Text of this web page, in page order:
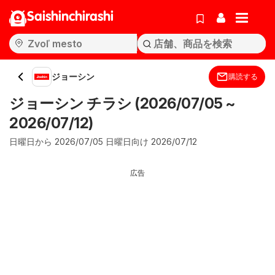
Saishinchirashi
ジョーシン 購読する
ジョーシン チラシ (2026/07/05 ~
2026/07/12)
日曜日から 2026/07/05 日曜日向け 2026/07/12
広告